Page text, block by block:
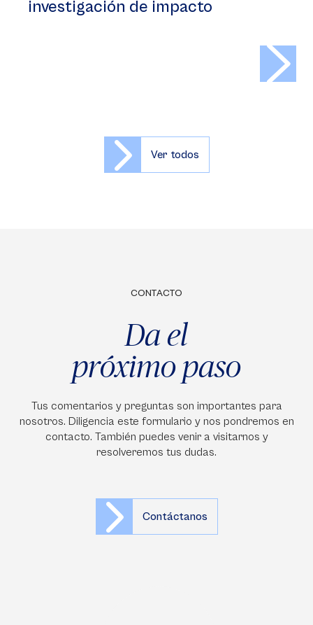
investigación de impacto
Ver todos
CONTACTO
Da el
próximo paso
Tus comentarios y preguntas son importantes para
nosotros. Diligencia este formulario y nos pondremos en
contacto. También puedes venir a visitarnos y
resolveremos tus dudas.
Contáctanos